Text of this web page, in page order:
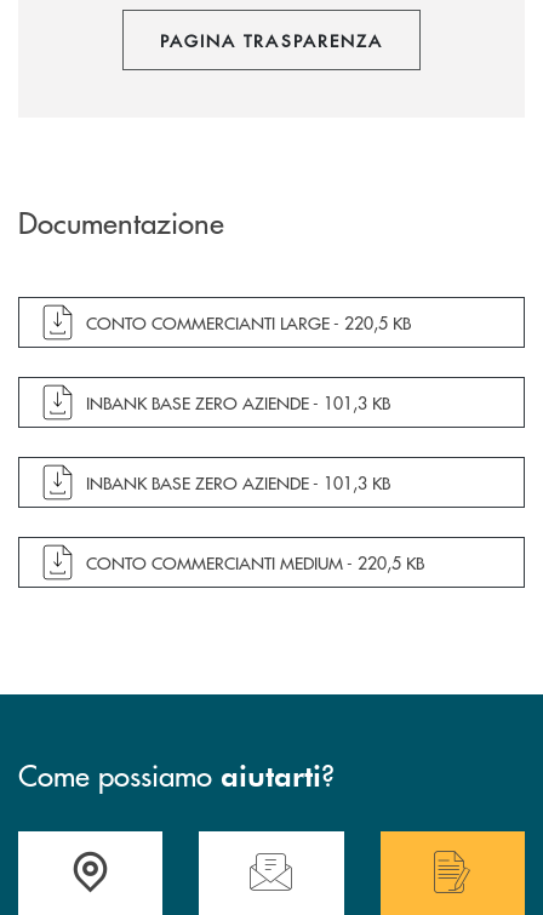
PAGINA TRASPARENZA
Documentazione
apre documento in una nuova finestra
CONTO COMMERCIANTI LARGE - 220,5 KB
apre documento in una nuova finestra
INBANK BASE ZERO AZIENDE - 101,3 KB
apre documento in una nuova finestra
INBANK BASE ZERO AZIENDE - 101,3 KB
apre documento in una nuova finestra
CONTO COMMERCIANTI MEDIUM - 220,5 KB
Come possiamo aiutarti?
Accedi all' elenco completo delle filiali .Hai bisogno di assistenza immediata?
Hai bisogno di